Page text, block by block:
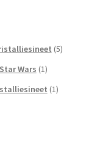
(5)
Wars (1)
(1)